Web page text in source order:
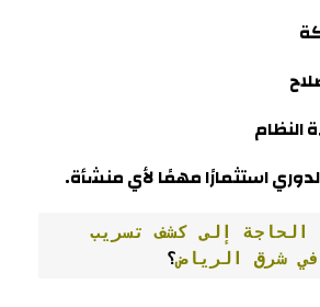
النظام
استثمارًا مهمًا لأي منشأة.
شرق الرياض؟